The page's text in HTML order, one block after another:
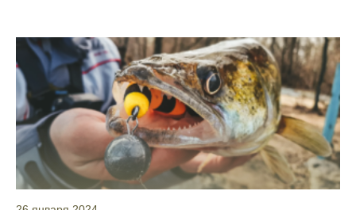
благодаря прогнозу.
Прогноз клева на сайте всегда актуален и
помогает мне выбирать лучшие дни для
рыбалки в Москве и области.
Я скачал приложение и теперь всегда
знаю, когда клюет рыба.
Рыболовный клуб для любителей активной